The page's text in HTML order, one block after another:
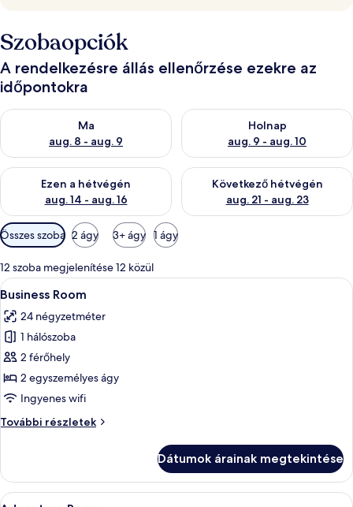
Szobaopciók
A rendelkezésre állás ellenőrzése ezekre az
időpontokra
Ma
aug. 8 - aug. 9
A ma esti rendelkezésre állás ellenőrzése: aug. 8 - aug. 9
Holnap
aug. 9 - aug. 10
A holnapi rendelkezésre állás
Ezen a hétvégén
aug. 14 - aug. 16
A mostani hétvégi rendelkezésre állás ellenőrzése: aug. 14 -
Következő hétvégén
aug. 21 - aug. 23
A következő hétvégi
Szobákhoz
rendelkezésre
álló
szűrők
Összes szoba 2 ágy 3+ ágy 1 ágy
12 szoba megjelenítése 12 közül
A
következő
szoba
összes
képének
megtekintése:
Business
Egy szállodai szoba, amelyben
4
Business Room
24 négyzetméter
1 hálószoba
2 férőhely
2 egyszemélyes ágy
Ingyenes wifi
További részletek
Business
Dátumok árainak megtekintése
A
Egy szállodai szoba, amelyben egy